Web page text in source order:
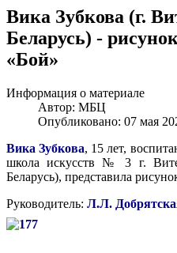
Вика Зубкова (г.
Беларусь) -
«Бой»
Информация о материале
Автор: МБЦ
Опубликовано: 07 мая
Вика Зубкова, 15 лет,
школа искусств № 3 г.
Беларусь), представила
Руководитель: Л.Л.